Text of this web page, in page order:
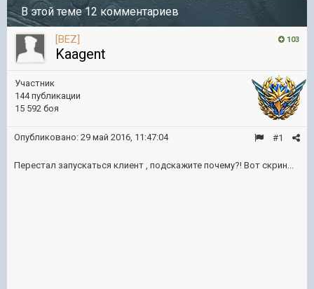
В этой теме 12 комментариев
103
[BEZ]
Kaagent
Участник
144 публикации
15 592 боя
#1
Опубликовано: 29 май 2016, 11:47:04
Перестал запускаться клиент , подскажите почему?! Вот скрин...